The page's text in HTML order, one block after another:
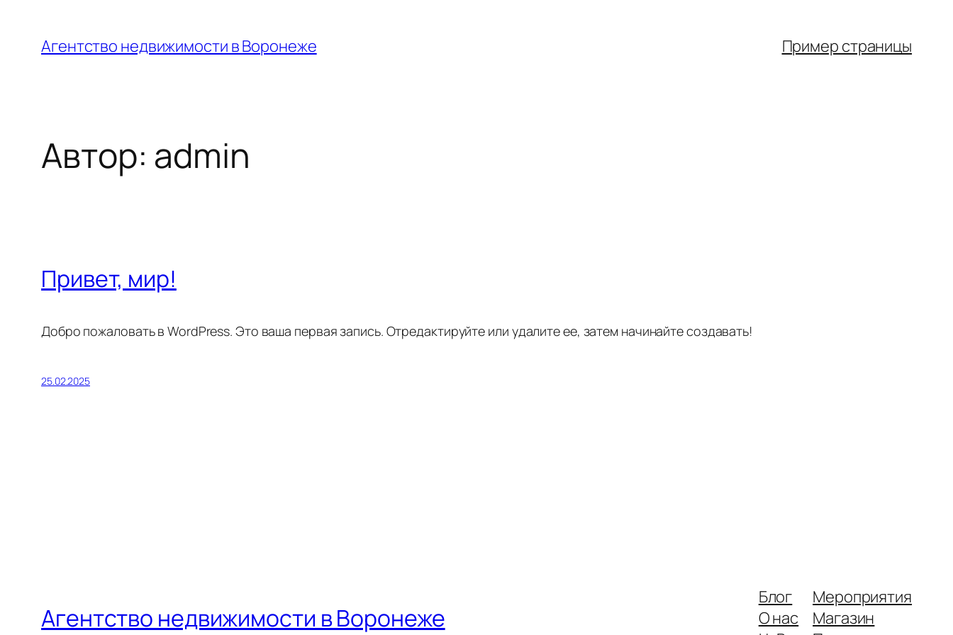
содержимому
Агентство недвижимости в Воронеже Пример страницы
Автор: admin
Привет, мир!
Добро пожаловать в WordPress. Это ваша первая запись. Отредактируйте или удалите ее, затем начинайте создавать!
25.02.2025
Агентство недвижимости в Воронеже
Блог
О нас
Мероприятия
Магазин